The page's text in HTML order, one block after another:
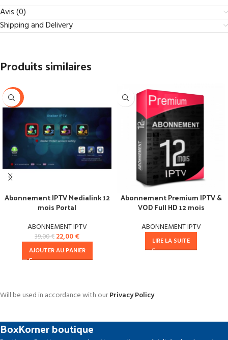
Avis (0)
Shipping and Delivery
Produits similaires
-44%
Abonnement IPTV Medialink 12
mois Portal
ABONNEMENT IPTV
39,00€ 22,00€
AJOUTER AU PANIER
Abonnement Premium IPTV &
VOD Full HD 12 mois
ABONNEMENT IPTV
LIRE LA SUITE
Will be used in accordance with ourPrivacy Policy
BoxKorner boutique